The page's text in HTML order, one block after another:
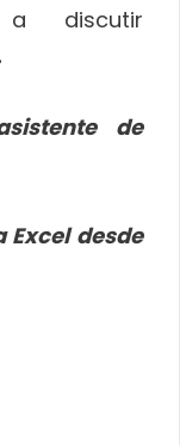
discutir
de
Excel desde